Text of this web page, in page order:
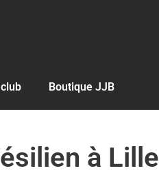
Boutique JJB
à Lille